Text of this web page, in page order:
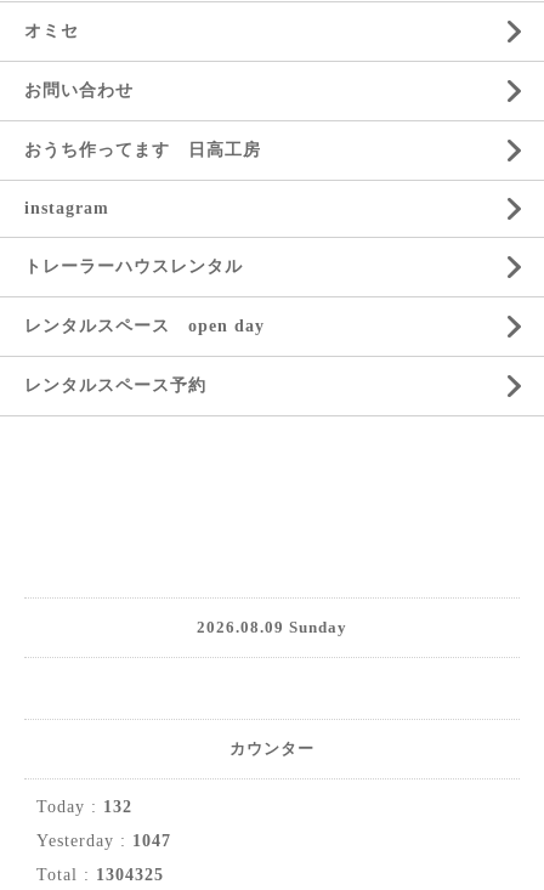
オミセ
お問い合わせ
おうち作ってます 日高工房
instagram
トレーラーハウスレンタル
レンタルスペース open day
レンタルスペース予約
2026.08.09 Sunday
カウンター
Today : 132
Yesterday : 1047
Total : 1304325